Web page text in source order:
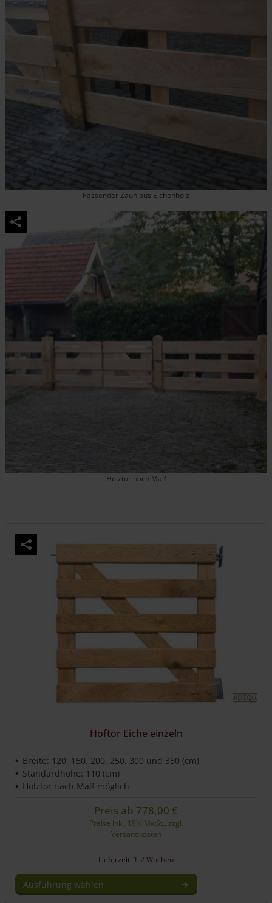
Passender Zaun aus Eichenholz
Holztor nach Maß
Hoftor Eiche einzeln
Breite: 120, 150, 200, 250, 300 und 350 (cm)
Standardhöhe: 110 (cm)
Holztor nach Maß möglich
Preis ab 778,00 €
Preise inkl. 19% MwSt., zzgl.
Versandkosten
Lieferzeit: 1-2 Wochen
Ausführung wählen